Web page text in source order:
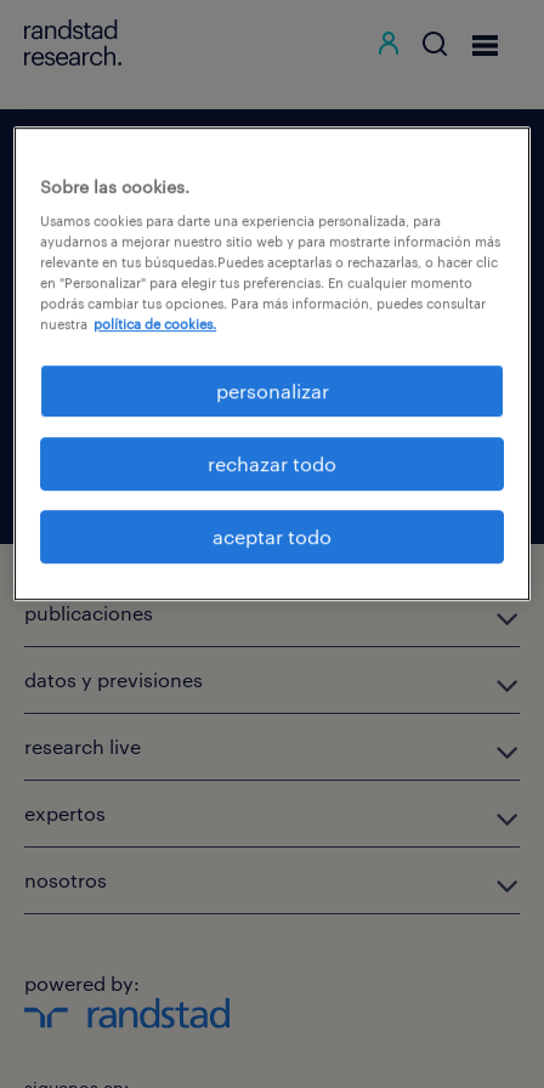
regístrate en
randstad research
Accede de forma completa, rápida y
sencilla a todos nuestros estudios y
iniciar registro
publicaciones
datos y previsiones
research live
expertos
nosotros
powered by:
Sobre las cookies.
Usamos cookies para darte una experiencia personalizada, para
ayudarnos a mejorar nuestro sitio web y para mostrarte información más
relevante en tus búsquedas.Puedes aceptarlas o rechazarlas, o hacer clic
en "Personalizar" para elegir tus preferencias. En cualquier momento
podrás cambiar tus opciones. Para más información, puedes consultar
nuestra política de cookies.
personalizar
rechazar todo
aceptar todo